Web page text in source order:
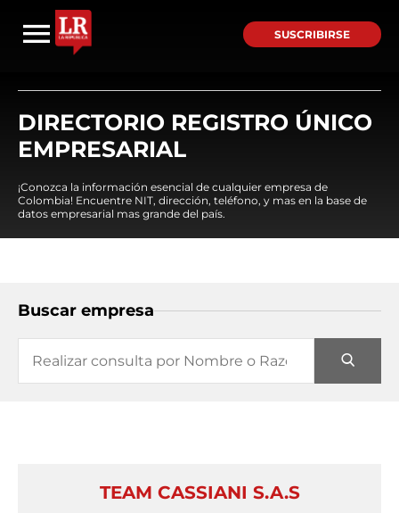
SUSCRIBIRSE
DIRECTORIO REGISTRO ÚNICO
EMPRESARIAL
¡Conozca la información esencial de cualquier empresa de
Colombia! Encuentre NIT, dirección, teléfono, y mas en la base de
datos empresarial mas grande del país.
Buscar empresa
TEAM CASSIANI S.A.S